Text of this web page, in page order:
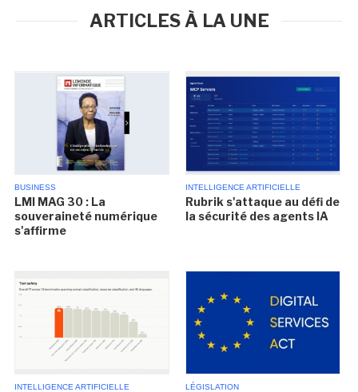
ARTICLES À LA UNE
BUSINESS
LMI MAG 30 : La
souveraineté numérique
s'affirme
INTELLIGENCE ARTIFICIELLE
Rubrik s'attaque au défi de
la sécurité des agents IA
INTELLIGENCE ARTIFICIELLE LÉGISLATION